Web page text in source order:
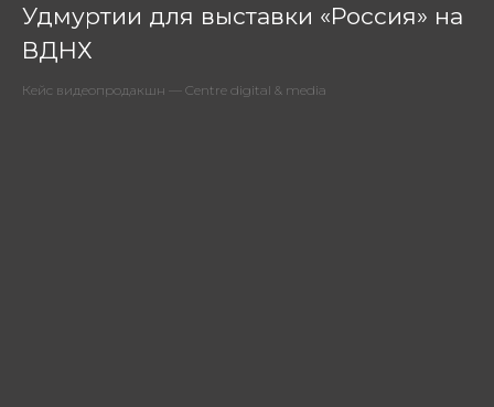
Удмуртии для выставки «Россия» на
ВДНХ
Кейс видеопродакшн — Centre digital & media